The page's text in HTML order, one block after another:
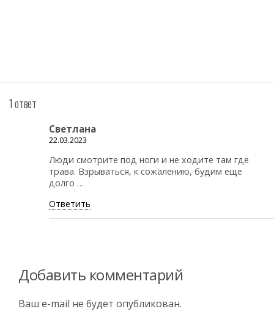
1 ответ
Светлана
22.03.2023
Люди смотрите под ноги и не ходите там где
трава. Взрываться, к сожалению, будим еще
долго …
Ответить
Добавить комментарий
Ваш e-mail не будет опубликован.